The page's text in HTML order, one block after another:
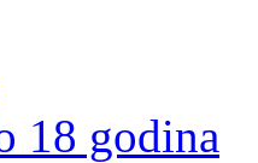
18 godina